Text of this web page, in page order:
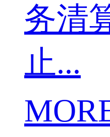
务清
止...